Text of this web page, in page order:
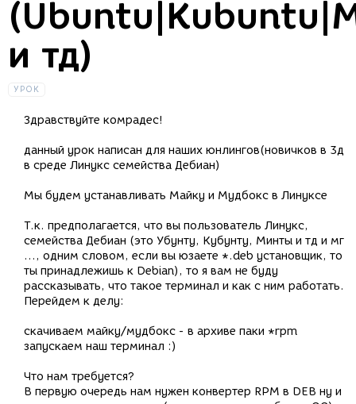
и тд)
УРОК
Здравствуйте комрадес!
данный урок написан для наших юнлингов(новичков в 3д
в среде Линукс семейства Дебиан)
Мы будем устанавливать Майку и Мудбокс в Линуксе
Т.к. предполагается, что вы пользователь Линукс,
семейства Дебиан (это Убунту, Кубунту, Минты и тд и мг
..., одним словом, если вы юзаете *.deb установщик, то
ты принадлежишь к Debian), то я вам не буду
рассказывать, что такое терминал и как с ним работать.
Перейдем к делу:
скачиваем майку/мудбокс - в архиве паки *rpm
запускаем наш терминал :)
Что нам требуется?
В первую очередь нам нужен конвертер RPM в DEB ну и